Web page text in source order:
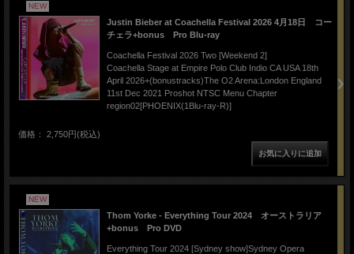
NEW
Justin Bieber at Coachella Festival 2026 4月18日 コー
チェラ+bonus Pro Blu-ray
Coachella Festival 2026 Two [Weekend 2]
Coachella Stage at Empire Polo Club Indio CA USA 18th
April 2026+(bonustracks)The O2 Arena:London England
11st Dec 2021 Proshot NTSC Menu Chapter
region02[PHOENIX(1Blu-ray-R)]
価格： 2,750円(税込)
NEW
Thom Yorke - Everything Tour 2024 オーストラリア
+bonus Pro DVD
Everything Tour 2024 [Sydney show]Sydney Opera